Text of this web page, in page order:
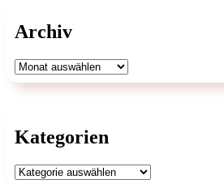
Archiv
Archiv
Kategorien
Kategorien